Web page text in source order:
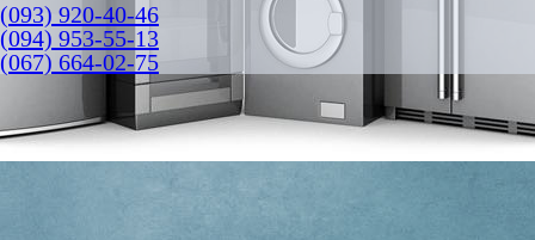
(093) 920-40-46
(094) 953-55-13
(067) 664-02-75